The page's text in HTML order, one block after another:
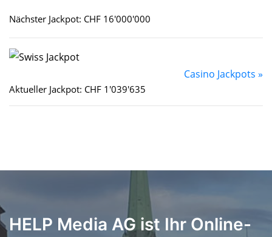
Nächster Jackpot: CHF 16'000'000
Casino Jackpots »
Aktueller Jackpot: CHF 1'039'635
HELP Media AG ist Ihr Online-